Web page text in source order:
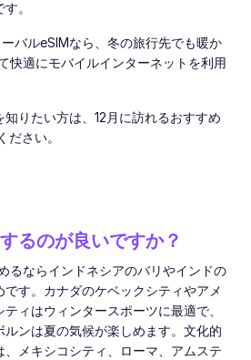
。
バルeSIMなら、冬の旅行先でも暖か
快適にモバイルインターネットを利用
りたい方は、12月に訪れるおすすめ
ださい。
るのが良いですか？
るならインドネシアのバリやインドの
す。カナダのケベックシティやアメ
ィはウィンタースポーツに最適で、
ンは夏の気候が楽しめます。文化的
メキシコシティ、ローマ、アムステ